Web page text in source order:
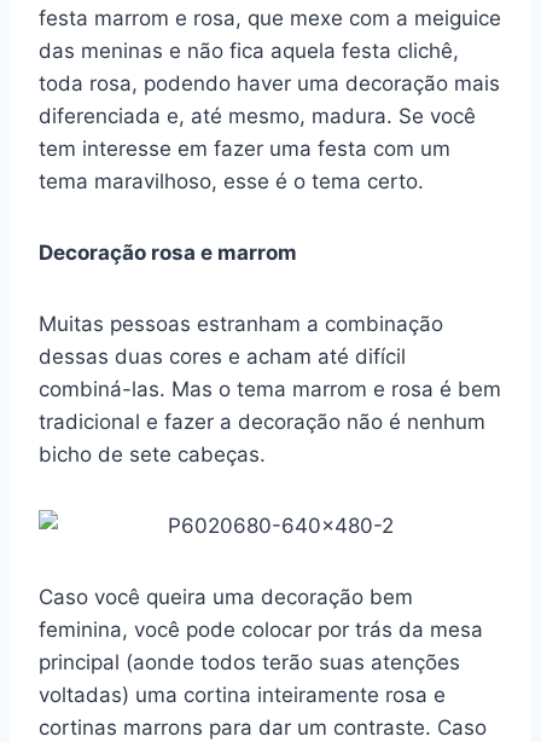
festa marrom e rosa, que mexe com a meiguice
das meninas e não fica aquela festa clichê,
toda rosa, podendo haver uma decoração mais
diferenciada e, até mesmo, madura. Se você
tem interesse em fazer uma festa com um
tema maravilhoso, esse é o tema certo.
Decoração rosa e marrom
Muitas pessoas estranham a combinação
dessas duas cores e acham até difícil
combiná-las. Mas o tema marrom e rosa é bem
tradicional e fazer a decoração não é nenhum
bicho de sete cabeças.
Caso você queira uma decoração bem
feminina, você pode colocar por trás da mesa
principal (aonde todos terão suas atenções
voltadas) uma cortina inteiramente rosa e
cortinas marrons para dar um contraste. Caso